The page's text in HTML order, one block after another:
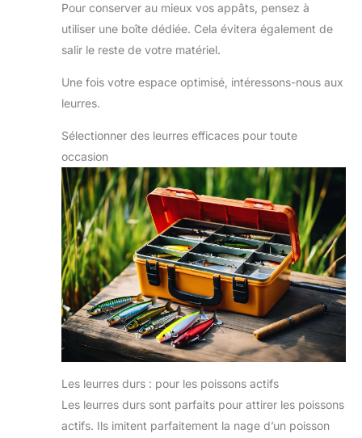
Pour conserver au mieux vos appâts, pensez à
utiliser une boîte dédiée. Cela évitera également de
salir le reste de votre matériel.
Une fois votre espace optimisé, intéressons-nous aux
leurres.
Sélectionner des leurres efficaces pour toute
occasion
Les leurres durs : pour les poissons actifs
Les leurres durs sont parfaits pour attirer les poissons
actifs. Ils imitent parfaitement la nage d’un poisson